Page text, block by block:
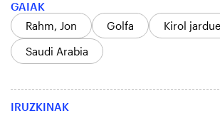
GAIAK
Rahm, Jon
Golfa
Kirol
Saudi Arabia
IRUZKINAK